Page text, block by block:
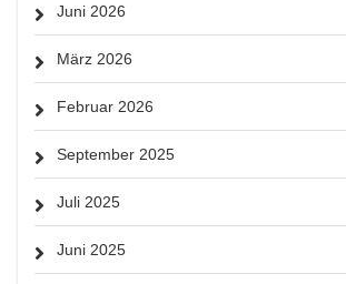
Juni 2026
März 2026
Februar 2026
September 2025
Juli 2025
Juni 2025